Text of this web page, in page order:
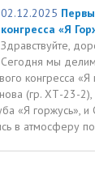
02.12.2025
конгресса «Я
Здравствуйте,
Сегодня мы
конгресса
(гр. ХТ-23-2),
«Я горжусь»,
в атмосферу